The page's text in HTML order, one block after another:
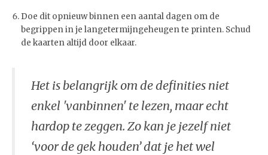
Doe dit opnieuw binnen een aantal dagen om de
begrippen in je langetermijngeheugen te printen. Schud
de kaarten altijd door elkaar.
Het is belangrijk om de definities niet
enkel 'vanbinnen' te lezen, maar echt
hardop te zeggen. Zo kan je jezelf niet
‘voor de gek houden’ dat je het wel